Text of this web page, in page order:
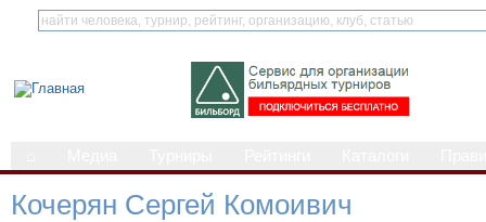
Кочерян Сергей Комоивич